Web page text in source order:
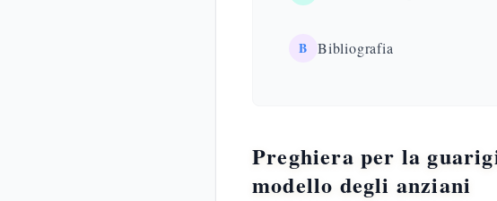
B Bibliografia
Preghiera per la
modello degli anziani